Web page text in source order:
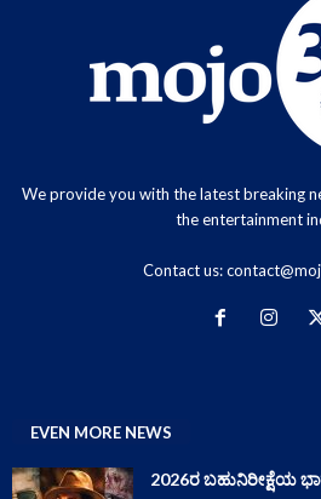
We provide you with the latest breaking
the entertainment
Contact us:
EVEN MORE NEWS
2026ರ ಬಹುನಿರೀಕ್ಷೆಯ